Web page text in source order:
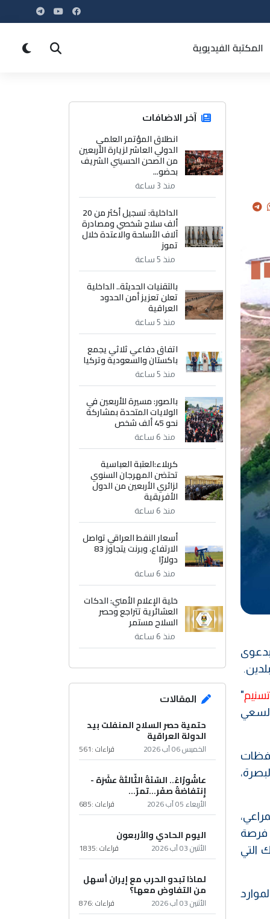
المكتبة الفيديوية
تسنيم"
السعي
ألف هكتار من المراعي،
فرصة
التي
الموارد
آخر الاضافات
انطلاق المؤتمر العلمي
الدولي العاشر لزيارة الأربعين
من الصحن الحسيني الشريف
بحضو...
منذ 3 ساعة
الداخلية: تسجيل أكثر من 20
ألف سلاح شخصي ومصادرة
آلاف الأسلحة والاعتدة خلال
تموز
منذ 5 ساعة
بالتقنيات الحديثة.. الداخلية
تعلن تعزيز أمن الحدود
العراقية
منذ 5 ساعة
اتفاق دفاعي ثلاثي يجمع
باكستان والسعودية وتركيا
منذ 5 ساعة
بالصور: مسيرة للأربعين في
الولايات المتحدة بمشاركة
نحو 45 ألف شخص
منذ 6 ساعة
كربلاء:العتبة العباسية
تحتضن المهرجان السنوي
لزائري الأربعين من الدول
الأفريقية
منذ 6 ساعة
أسعار النفط العراقي تواصل
الارتفاع، وبرنت يتجاوز 83
دولارًا
منذ 6 ساعة
خلية الإعلام الأمني: الدكات
العشائرية تتراجع وحصر
السلاح مستمر
منذ 6 ساعة
المقالات
حتمية حصر السلاح المنفلت بيد
الدولة العراقية
الخميس 06 آب 2026 قراءات :561
عاشُورْاءُ.. السّنَةُ الثّالثةَ عشَرَة -
إِنتفاضةُ صفَر…تمرّ...
الأربعاء 05 آب 2026 قراءات :685
اليوم الحادي والأربعون
الأثنين 03 آب 2026 قراءات :1835
لماذا تبدو الحرب مع إيران أسهل
من التفاوض معها؟
الأثنين 03 آب 2026 قراءات :876